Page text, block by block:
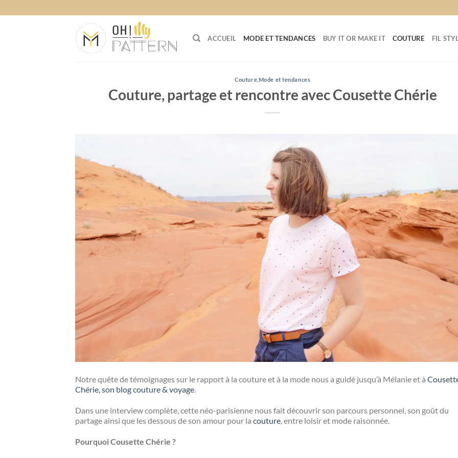
au
ACCUEIL MODE ET TENDANCES BUY IT OR MAKE IT COUTURE FIL
Couture Mode et tendances
Couture, partage et rencontre avec Cousette Chérie
Notre quête de témoignages sur le rapport à la couture et à la mode nous a guidé jusqu’à Mélanie et à
Chérie, son blog couture & voyage.
Dans une interview complète, cette néo-parisienne nous fait découvrir son parcours personnel, son goût du
partage ainsi que les dessous de son amour pour la couture , entre loisir et mode raisonnée.
Pourquoi Cousette Chérie ?